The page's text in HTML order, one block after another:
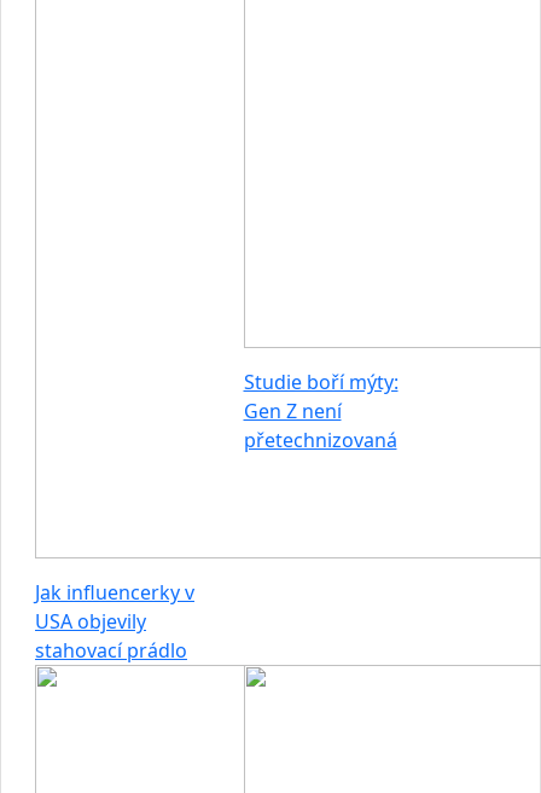
Jak influencerky v
USA objevily
stahovací prádlo
Studie boří mýty:
Gen Z není
přetechnizovaná